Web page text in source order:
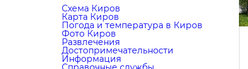
Схема Киров
Карта Киров
Погода и температура в Киров
Фото Киров
Развлечения
Достопримечательности
Информация